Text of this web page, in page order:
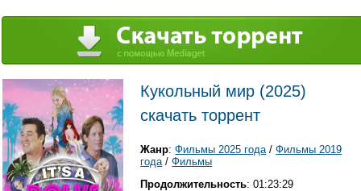
Кукольный мир (2025)
скачать торрент
Жанр:Фильмы 2025 года/Фильмы 2019
года/Фильмы
Продолжительность: 01:23:29